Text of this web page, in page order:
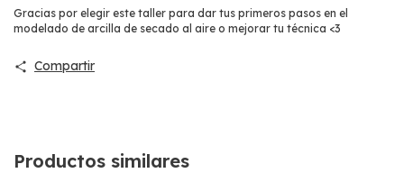
Gracias por elegir este taller para dar tus primeros pasos en el
modelado de arcilla de secado al aire o mejorar tu técnica <3
Compartir
Productos similares